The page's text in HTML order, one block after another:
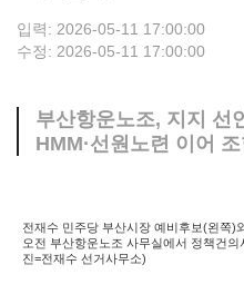
입력: 2026-05-11 17:00:00
수정: 2026-05-11 17:00:00
부산항운노조, 지지
HMM·선원노련 이어
전재수 민주당 부산시장 예비후보(왼쪽)
오전 부산항운노조 사무실에서 정책건
진=전재수 선거사무소)